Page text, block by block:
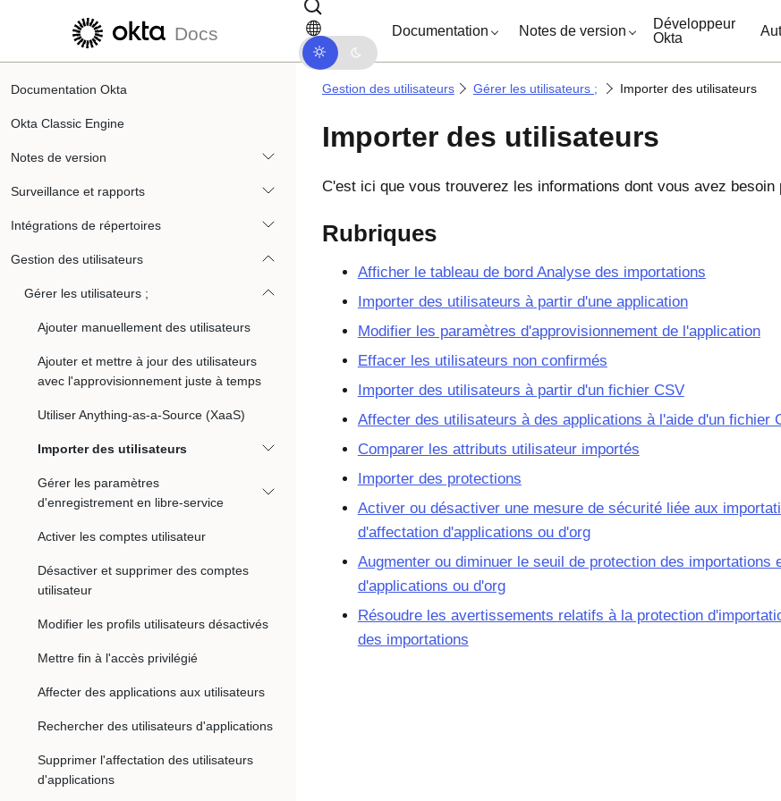
Passer au contenu principal Passer à la navigation dans les documents
Docs Documentation Notes de version
Développeur
Okta
Documentation Okta
Okta Classic Engine
Notes de version
Surveillance et rapports
Intégrations de répertoires
Gestion des utilisateurs
Gérer les utilisateurs ;
Ajouter manuellement des utilisateurs
Ajouter et mettre à jour des utilisateurs
avec l'approvisionnement juste à temps
Utiliser Anything-as-a-Source (XaaS)
Importer des utilisateurs
Gérer les paramètres
d'enregistrement en libre-service
Activer les comptes utilisateur
Désactiver et supprimer des comptes
utilisateur
Modifier les profils utilisateurs désactivés
Mettre fin à l'accès privilégié
Affecter des applications aux utilisateurs
Rechercher des utilisateurs d'applications
Supprimer l'affectation des utilisateurs
d'applications
Gestion des utilisateurs Gérer les utilisateurs ; Importer des utilisateurs
Importer des utilisateurs
C'est ici que vous trouverez les informations dont vous avez
Rubriques
Afficher le tableau de bord Analyse des importations
Importer des utilisateurs à partir d'une application
Modifier les paramètres d'approvisionnement de l'application
Effacer les utilisateurs non confirmés
Importer des utilisateurs à partir d'un fichier CSV
Affecter des utilisateurs à des applications à l'aide d'un fichier
Comparer les attributs utilisateur importés
Importer des protections
Activer ou désactiver une mesure de sécurité liée aux
d'affectation d'applications ou d'org
Augmenter ou diminuer le seuil de protection des importations
d'applications ou d'org
Résoudre les avertissements relatifs à la protection
des importations